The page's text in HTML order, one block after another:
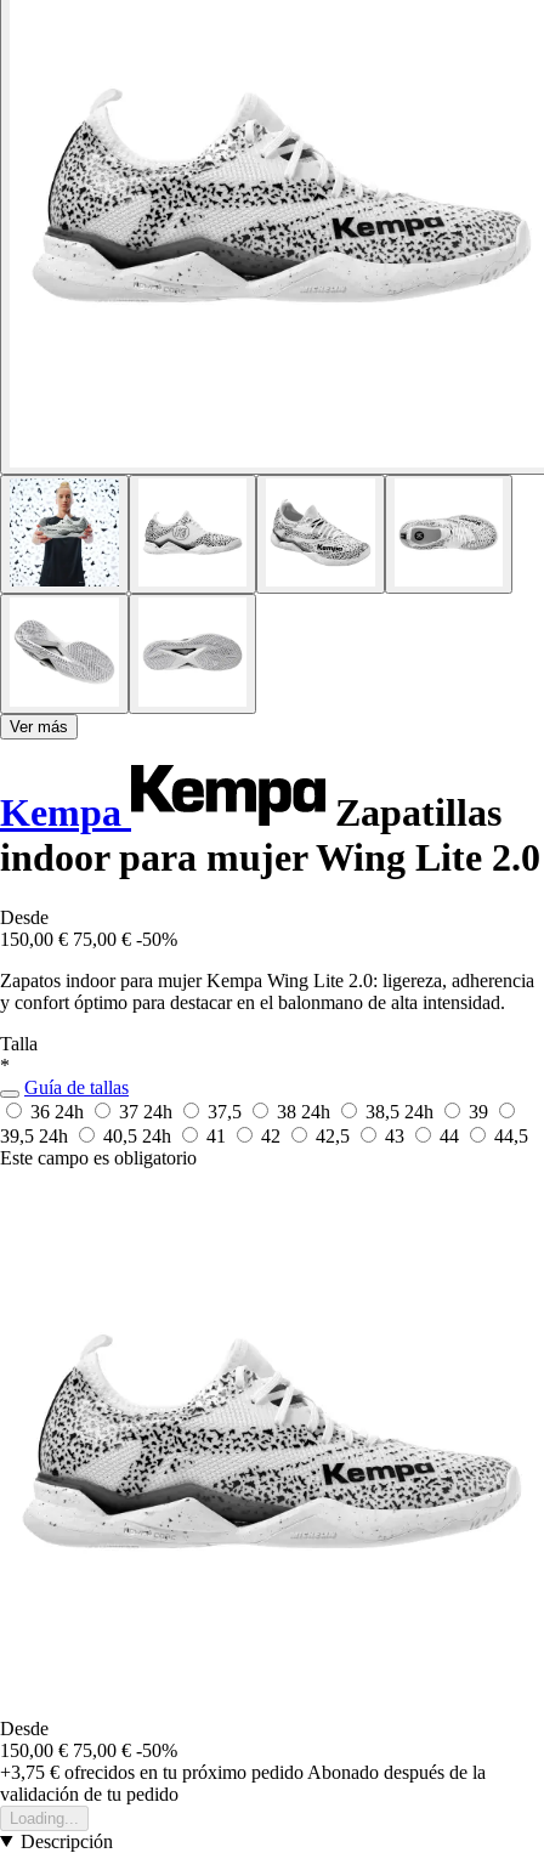
Ver más
Kempa
Zapatillas
indoor para mujer Wing Lite 2.0
Desde
150,00 € 75,00 € -50%
Zapatos indoor para mujer Kempa Wing Lite 2.0: ligereza, adherencia
y confort óptimo para destacar en el balonmano de alta intensidad.
Talla
*
Guía de tallas
36 24h 37 24h 37,5 38 24h 38,5 24h
39
39,5 24h 40,5 24h 41 42 42,5 43 44
44,5
Este campo es obligatorio
Desde
150,00 € 75,00 € -50%
+3,75 € ofrecidos en tu próximo pedido Abonado después de la
validación de tu pedido
Loading...
Descripción